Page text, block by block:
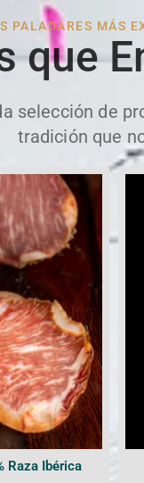
PALADARES MÁS
que
selección de
tradición que
Raza Ibérica